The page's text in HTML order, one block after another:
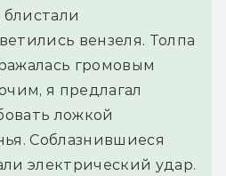
блистали
вензеля. Толпа
громовым
я предлагал
ложкой
Соблазнившиеся
электрический удар.